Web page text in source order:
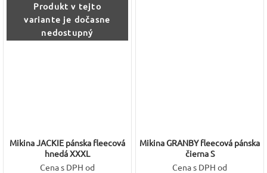
Produkt v tejto
variante je dočasne
nedostupný
Mikina JACKIE pánska fleecová
hnedá XXXL
Cena s DPH od
Mikina GRANBY fleecová pánska
čierna S
Cena s DPH od